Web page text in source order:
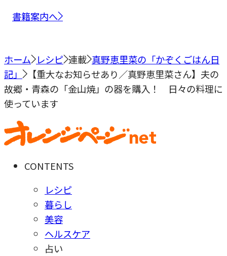
書籍案内へ
ホーム レシピ 連載 真野恵里菜の「かぞくごはん日
記」
【重大なお知らせあり／真野恵里菜さん】夫の
故郷・青森の「金山焼」の器を購入！ 日々の料理に
使っています
CONTENTS
レシピ
暮らし
美容
ヘルスケア
占い